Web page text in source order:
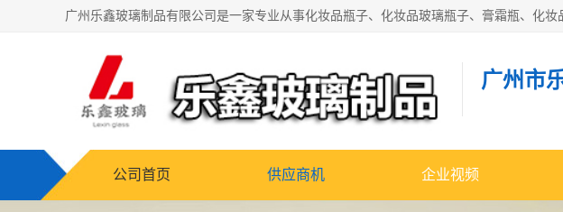
广州市
公司首页 供应商机 企业视频